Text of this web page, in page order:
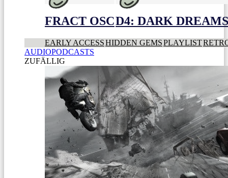
FRACT OSCD4: DARK
EARLY ACCESSHIDDEN GEMSPLAYLIST
AUDIOPODCASTS
ZUFÄLLIG